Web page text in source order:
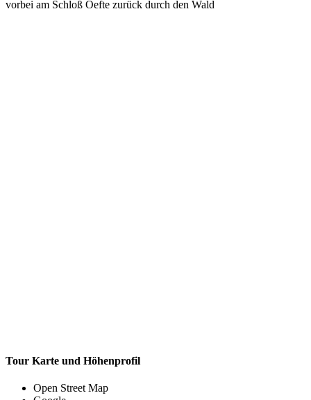
vorbei am Schloß Oefte zurück durch den Wald
Tour Karte und Höhenprofil
Open Street Map